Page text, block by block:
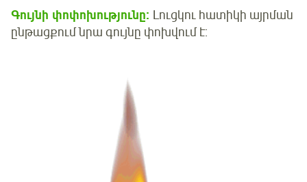
Գույնի փոփոխությունը: Լուցկու հատիկի այրման
ընթացքում նրա գույնը փոխվում է: